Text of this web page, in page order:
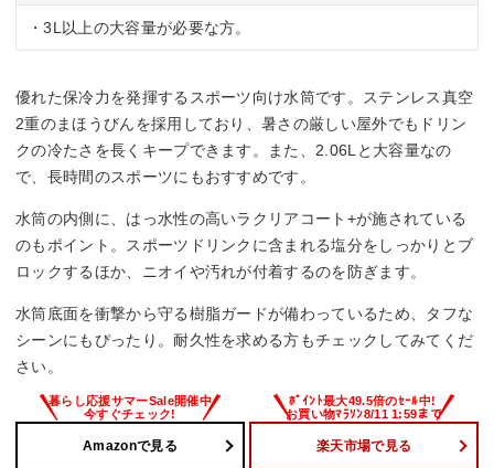
・3L以上の大容量が必要な方。
優れた保冷力を発揮するスポーツ向け水筒です。ステンレス真空
2重のまほうびんを採用しており、暑さの厳しい屋外でもドリン
クの冷たさを長くキープできます。また、2.06Lと大容量なの
で、長時間のスポーツにもおすすめです。
水筒の内側に、はっ水性の高いラクリアコート+が施されている
のもポイント。スポーツドリンクに含まれる塩分をしっかりとブ
ロックするほか、ニオイや汚れが付着するのを防ぎます。
水筒底面を衝撃から守る樹脂ガードが備わっているため、タフな
シーンにもぴったり。耐久性を求める方もチェックしてみてくだ
さい。
Amazonで見る 楽天市場で見る